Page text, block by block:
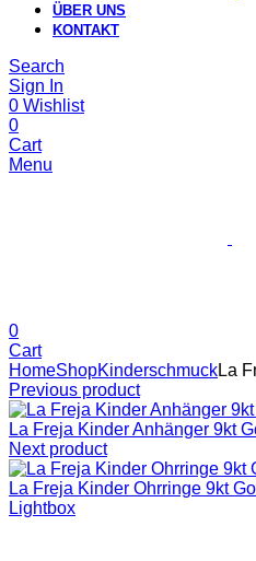
ÜBER UNS
KONTAKT
Search
Sign In
0 Wishlist
0
Cart
Menu
0
Cart
HomeShopKinderschmuckLa
Previous product
La Freja Kinder Anhänger 9kt
Next product
La Freja Kinder Ohrringe 9kt
Lightbox